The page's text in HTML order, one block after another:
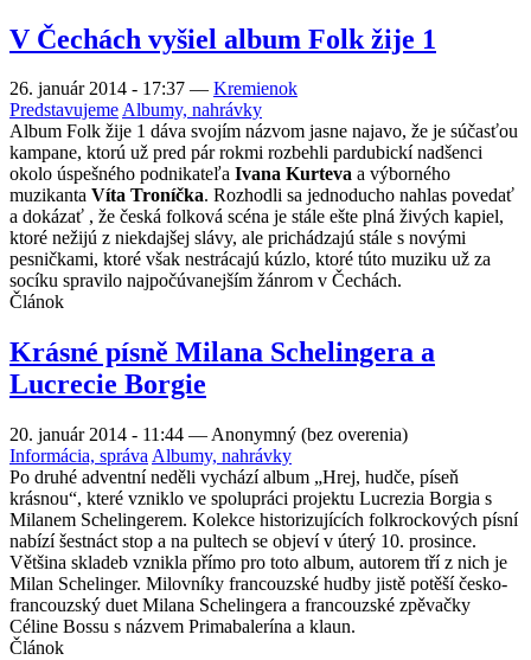
V Čechách vyšiel album Folk žije 1
26. január 2014 - 17:37 — Kremienok
PredstavujemeAlbumy, nahrávky
Album Folk žije 1 dáva svojím názvom jasne najavo, že je súčasťou
kampane, ktorú už pred pár rokmi rozbehli pardubickí nadšenci
okolo úspešného podnikateľa Ivana Kurteva a výborného
muzikanta Víta Troníčka. Rozhodli sa jednoducho nahlas povedať
a dokázať , že česká folková scéna je stále ešte plná živých kapiel,
ktoré nežijú z niekdajšej slávy, ale prichádzajú stále s novými
pesničkami, ktoré však nestrácajú kúzlo, ktoré túto muziku už za
socíku spravilo najpočúvanejším žánrom v Čechách.
Článok
Krásné písně Milana Schelingera a
Lucrecie Borgie
20. január 2014 - 11:44 — Anonymný (bez overenia)
Informácia, správa Albumy, nahrávky
Po druhé adventní neděli vychází album „Hrej, hudče, píseň
krásnou“, které vzniklo ve spolupráci projektu Lucrezia Borgia s
Milanem Schelingerem. Kolekce historizujících folkrockových písní
nabízí šestnáct stop a na pultech se objeví v úterý 10. prosince.
Většina skladeb vznikla přímo pro toto album, autorem tří z nich je
Milan Schelinger. Milovníky francouzské hudby jistě potěší česko-
francouzský duet Milana Schelingera a francouzské zpěvačky
Céline Bossu s názvem Primabalerína a klaun.
Článok